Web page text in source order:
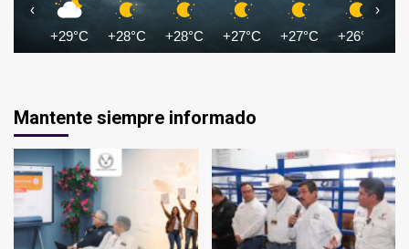
+29°C +28°C +28°C +27°C +27°C +26°C
‹ ›
Mantente siempre informado